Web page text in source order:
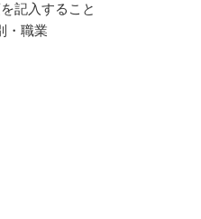
記入すること
・職業